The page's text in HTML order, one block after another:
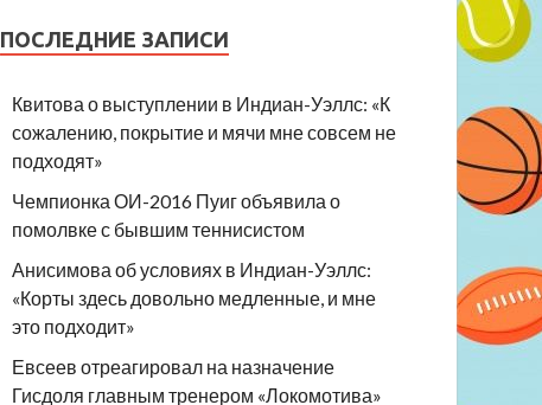
ПОСЛЕДНИЕ ЗАПИСИ
Квитова о выступлении в Индиан-Уэллс: «К
сожалению, покрытие и мячи мне совсем не
подходят»
Чемпионка ОИ-2016 Пуиг объявила о
помолвке с бывшим теннисистом
Анисимова об условиях в Индиан-Уэллс:
«Корты здесь довольно медленные, и мне
это подходит»
Евсеев отреагировал на назначение
Гисдоля главным тренером «Локомотива»